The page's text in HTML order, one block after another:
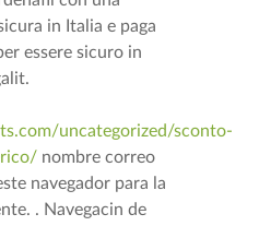
in Italia e paga
essere sicuro in
uncategorized/sconto-
nombre correo
navegador para la
. Navegacin de